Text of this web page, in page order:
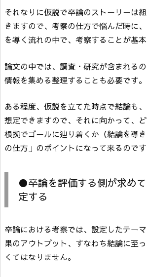
それなりに仮説で卒論のストーリーは
きますので、考察の仕方で悩んだ時に
を導く流れの中で、考察することが基本
論文の中では、調査・研究が含まれる
情報を集める整理することも必要です。
ある程度、仮説を立てた時点で結論も
想定できますので、それに向かって、
根拠でゴールに辿り着くか（結論を導
の仕方」のポイントになって来るのです
●卒論を評価する側が求め
定する
卒論における考察では、設定したテー
果のアウトプット、すなわち結論に至
くてはなりません。